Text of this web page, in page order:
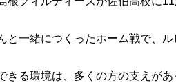
と一緒につくったホーム戦で、
きる環境は、多くの方の支えが